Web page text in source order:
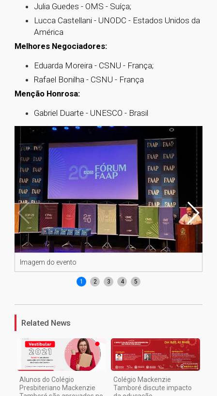
Julia Guedes - OMS - Suíça;
Lucca Castellani - UNODC - Estados Unidos da
América
Melhores Negociadores:
Eduarda Moreira - CSNU - França;
Rafael Bonilha - CSNU - França
Menção Honrosa:
Gabriel Duarte - UNESCO - Brasil
Imagem do evento
1 2 3 4 5
Related News
Alunos do Colégio
Presbiteriano Mackenzie
Colégio Mackenzie
Tamboré discute impacto